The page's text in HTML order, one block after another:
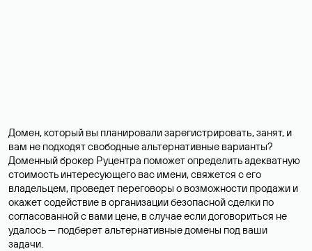
Домен, который вы планировали зарегистрировать, занят, и
вам не подходят свободные альтернативные варианты?
Доменный брокер Руцентра поможет определить адекватную
стоимость интересующего вас имени, свяжется с его
владельцем, проведет переговоры о возможности продажи и
окажет содействие в организации безопасной сделки по
согласованной с вами цене, в случае если договориться не
удалось — подберет альтернативные домены под ваши
задачи.